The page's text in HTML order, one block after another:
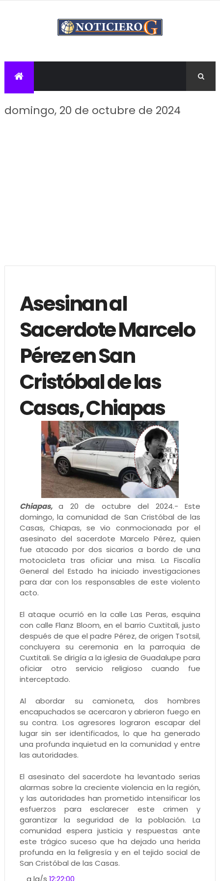
domingo, 20 de octubre de 2024
Asesinan al
Sacerdote Marcelo
Pérez en San
Cristóbal de las
Casas, Chiapas
Chiapas,a 20 de octubre del 2024.- Este
domingo, la comunidad de San Cristóbal de las
Casas, Chiapas, se vio conmocionada por el
asesinato del sacerdote Marcelo Pérez, quien
fue atacado por dos sicarios a bordo de una
motocicleta tras oficiar una misa. La Fiscalía
General del Estado ha iniciado investigaciones
para dar con los responsables de este violento
acto.
El ataque ocurrió en la calle Las Peras, esquina
con calle Flanz Bloom, en el barrio Cuxtitali, justo
después de que el padre Pérez, de origen Tsotsil,
concluyera su ceremonia en la parroquia de
Cuxtitali. Se dirigía a la iglesia de Guadalupe para
oficiar otro servicio religioso cuando fue
interceptado.
Al abordar su camioneta, dos hombres
encapuchados se acercaron y abrieron fuego en
su contra. Los agresores lograron escapar del
lugar sin ser identificados, lo que ha generado
una profunda inquietud en la comunidad y entre
las autoridades.
El asesinato del sacerdote ha levantado serias
alarmas sobre la creciente violencia en la región,
y las autoridades han prometido intensificar los
esfuerzos para esclarecer este crimen y
garantizar la seguridad de la población. La
comunidad espera justicia y respuestas ante
este trágico suceso que ha dejado una herida
profunda en la feligresía y en el tejido social de
San Cristóbal de las Casas.